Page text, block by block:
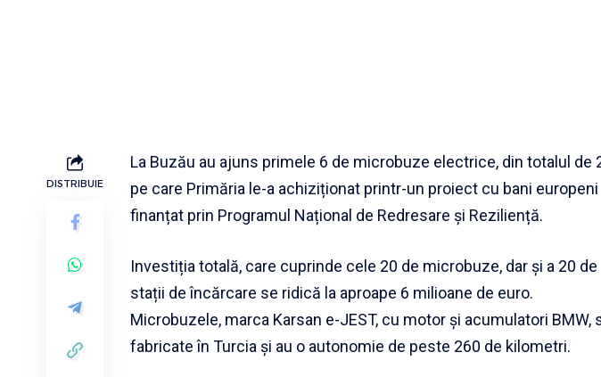
DISTRIBUIE
La Buzău au ajuns primele 6 de microbuze electrice, din totalul de
pe care Primăria le-a achiziționat printr-un proiect cu bani europeni
finanțat prin Programul Național de Redresare și Reziliență.
Investiția totală, care cuprinde cele 20 de microbuze, dar și a 20 de
stații de încărcare se ridică la aproape 6 milioane de euro.
Microbuzele, marca Karsan e-JEST, cu motor și acumulatori BMW,
fabricate în Turcia și au o autonomie de peste 260 de kilometri.